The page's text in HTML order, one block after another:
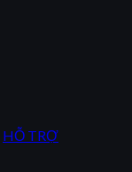
HỖ TRỢ